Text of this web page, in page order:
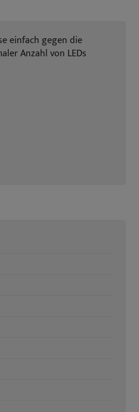
einfach gegen die
Anzahl von LEDs